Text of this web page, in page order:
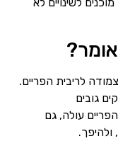
לריבית הפריים.
גובים
עולה, גם